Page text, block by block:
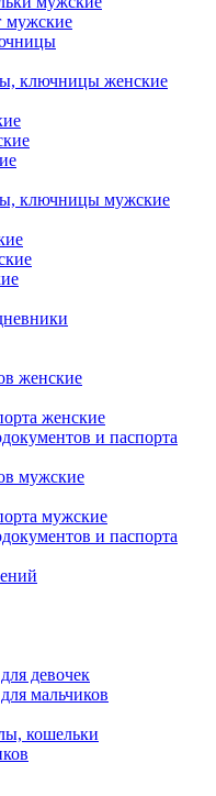
мужские
ключницы женские
ключницы мужские
женские
женские
и паспорта
мужские
мужские
и паспорта
девочек
мальчиков
кошельки